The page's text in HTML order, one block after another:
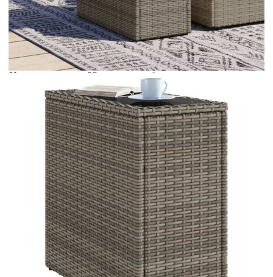
Безплатна доставка до адрес при плащане по банков път
Сиво и черно
Материал:
PE ратан, прахово боядисана стомана, закалено
стъкло
58 x 27,5 x 55 см (Д x Ш x В)
EAN code:
8721012335189
Размери на
стъклото:
51,5 x 21,5 см (Д x Ш)
Купи на изплащане
Credit calculator
Градинска маса със стъклен плот сива 58x27,5x55 см
полиратан
Please select credit institution
Цена на продукта: €40.00
Extraction of information from credit institutions
Предоставената таблица е с информационна цел.
Добавете продукта в количката си с бутона "Добави в
количката" и при поръчка ще можете да изберете броя